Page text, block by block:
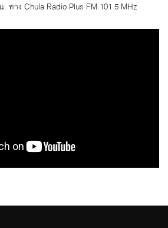
ทาง Chula Radio Plus FM 101.5 MHz